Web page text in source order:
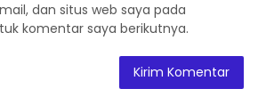
dan situs web saya pada
komentar saya berikutnya.